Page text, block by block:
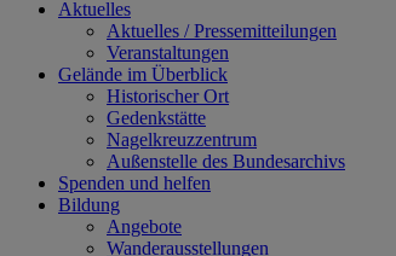
Aktuelles
Aktuelles / Pressemitteilungen
Veranstaltungen
Gelände im Überblick
Historischer Ort
Gedenkstätte
Nagelkreuzzentrum
Außenstelle des Bundesarchivs
Spenden und helfen
Bildung
Angebote
Wanderausstellungen